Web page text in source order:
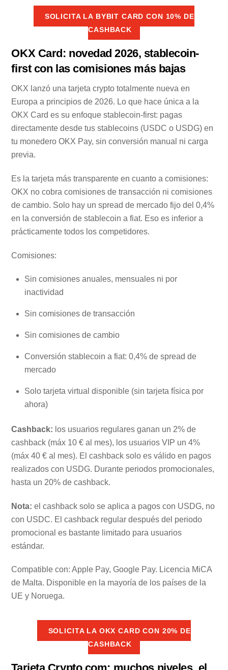
SOLICITA LA BYBIT CARD CON 10% DE
CASHBACK
OKX Card: novedad 2026, stablecoin-
first con las comisiones más bajas
OKX lanzó una tarjeta crypto totalmente nueva en
Europa a principios de 2026. Lo que hace única a la
OKX Card es su enfoque stablecoin-first: pagas
directamente desde tus stablecoins (USDC o USDG) en
tu monedero OKX Pay, sin conversión manual ni carga
previa.
Es la tarjeta más transparente en cuanto a comisiones:
OKX no cobra comisiones de transacción ni comisiones
de cambio. Solo hay un spread de mercado fijo del 0,4%
en la conversión de stablecoin a fiat. Eso es inferior a
prácticamente todos los competidores.
Comisiones:
Sin comisiones anuales, mensuales ni por
inactividad
Sin comisiones de transacción
Sin comisiones de cambio
Conversión stablecoin a fiat: 0,4% de spread de
mercado
Solo tarjeta virtual disponible (sin tarjeta física por
ahora)
Cashback: los usuarios regulares ganan un 2% de
cashback (máx 10 € al mes), los usuarios VIP un 4%
(máx 40 € al mes). El cashback solo es válido en pagos
realizados con USDG. Durante periodos promocionales,
hasta un 20% de cashback.
Nota: el cashback solo se aplica a pagos con USDG, no
con USDC. El cashback regular después del periodo
promocional es bastante limitado para usuarios
estándar.
Compatible con: Apple Pay, Google Pay. Licencia MiCA
de Malta. Disponible en la mayoría de los países de la
UE y Noruega.
SOLICITA LA OKX CARD CON 20% DE
CASHBACK